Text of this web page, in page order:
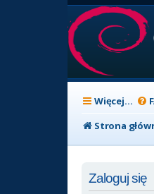
Więcej…
Strona
Zaloguj się